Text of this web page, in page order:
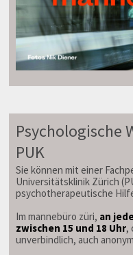
Psychologische
PUK
Sie können mit einer
Universitätsklinik Zürich
psychotherapeutische
Im mannebüro züri, an
zwischen 15 und 18 Uhr,
unverbindlich, auch